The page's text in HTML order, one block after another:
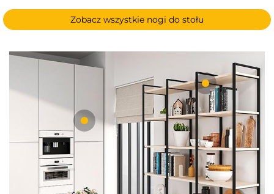
Zobacz wszystkie nogi do stołu